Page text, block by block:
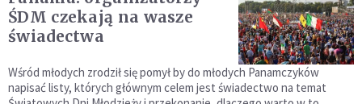
ŚDM czekają na wasze
świadectwa
Wśród młodych zrodził się pomył by do młodych Panamczyków
napisać listy, których głównym celem jest świadectwo na temat